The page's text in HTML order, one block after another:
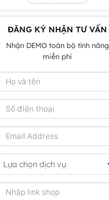
ĐĂNG KÝ NHẬN TƯ VẤN
Nhận DEMO toàn bộ tính năng
miễn phí